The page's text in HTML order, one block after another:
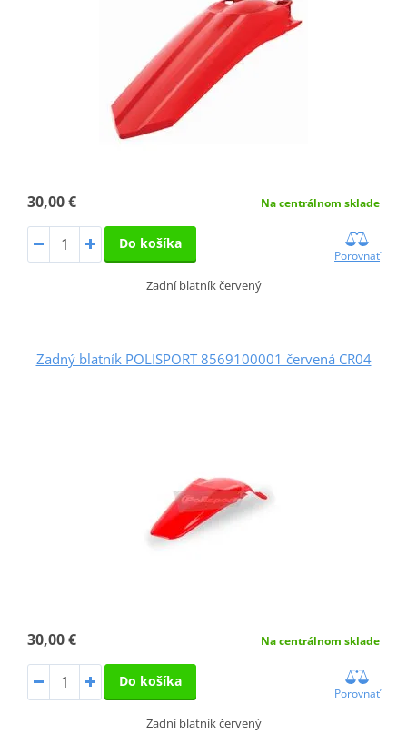
30,00 € Na centrálnom sklade
Do košíka
Porovnať
Zadní blatník červený
Zadný blatník POLISPORT 8569100001 červená CR04
30,00 € Na centrálnom sklade
Do košíka
Porovnať
Zadní blatník červený